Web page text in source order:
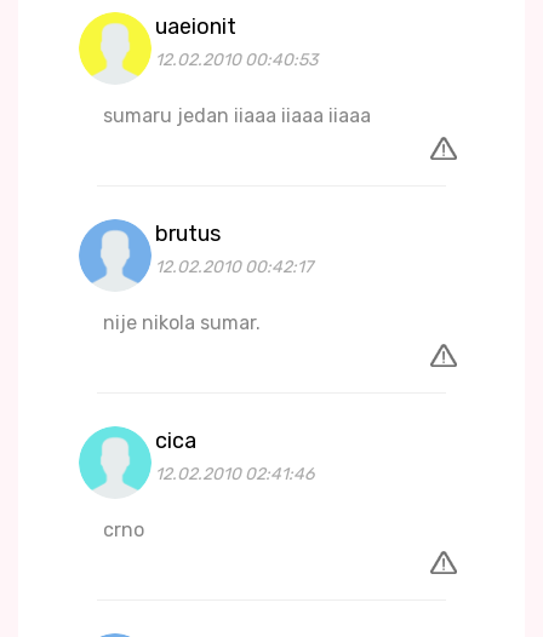
uaeionit
12.02.2010 00:40:53
sumaru jedan iiaaa iiaaa iiaaa
brutus
12.02.2010 00:42:17
nije nikola sumar.
cica
12.02.2010 02:41:46
crno